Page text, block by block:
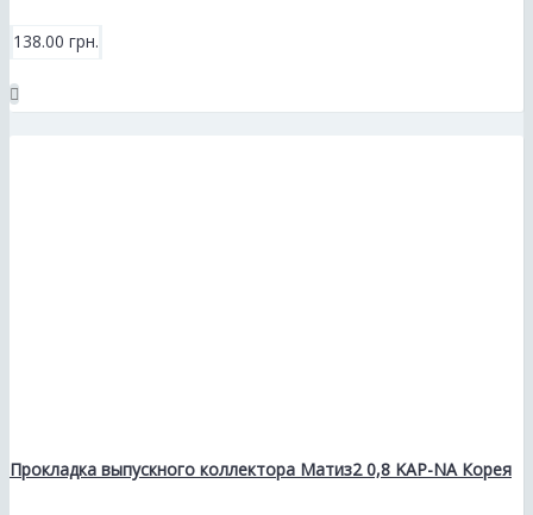
138.00 грн.
Прокладка выпускного коллектора Матиз2 0,8 KAP-NA Корея